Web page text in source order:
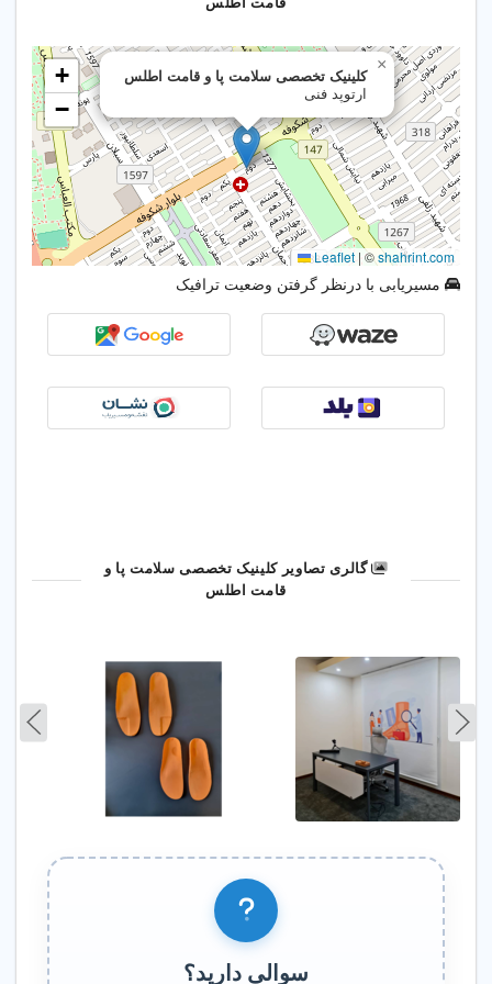
کودکان
✅ پیشگیری و بهبود آرتروز زانو و لگن
✅ بهبود دردهای اسکلتی، زانو و ستون
فقرات بدون جراحی
📢 آیا می‌دانستید؟
✔ یکی از مؤثرترین راه‌های درمان و
جلوگیری از بازگشت خار پاشنه،
است.
برای بیمارانی که از طریق این
سایت مراجعه کنند،
۴۰٪ تخفیف
در نظر گرفته شده
رایگان
مسیریابی با درنظر گرفتن وضعیت ترافیک
گالری تصاویر کلینیک تخصصی سلامت پا و
قامت اطلس
سوالی دارید؟